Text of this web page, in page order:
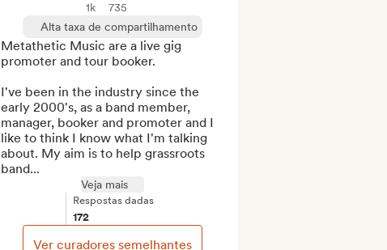
1k
735
Alta taxa de compartilhamento
Metathetic Music are a live gig
promoter and tour booker.
I've been in the industry since the
early 2000's, as a band member,
manager, booker and promoter and I
like to think I know what I'm talking
about. My aim is to help grassroots
band...
Veja mais
Respostas dadas
172
Ver curadores semelhantes